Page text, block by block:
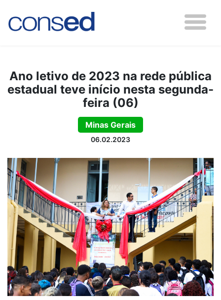
Ano letivo de 2023 na rede pública
estadual teve início nesta segunda-
feira (06)
Minas Gerais
06.02.2023